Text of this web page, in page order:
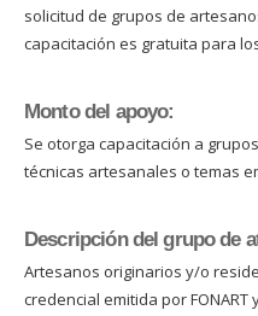
solicitud de grupos de
capacitación es gratuita para
Monto del apoyo:
Se otorga capacitación a
técnicas artesanales o temas
Descripción del grupo de
Artesanos originarios y/o
credencial emitida por FONART